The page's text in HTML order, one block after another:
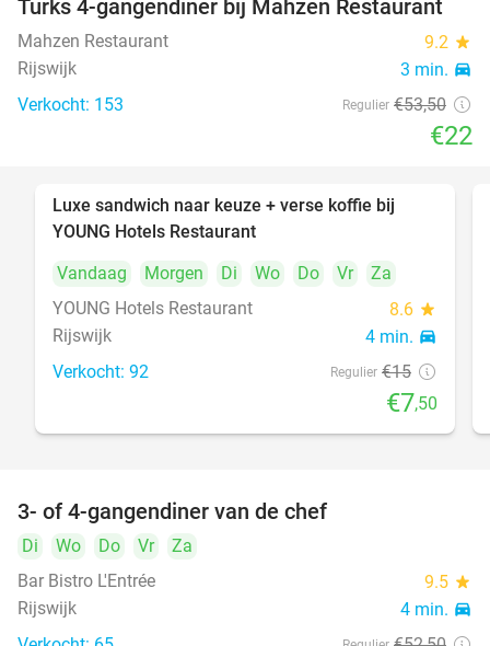
59%
Turks 4-gangendiner bij Mahzen Restaurant
Mahzen Restaurant 9.2 star
Rijswijk 3 min. directions_car
Verkocht: 153 Regulier €53,50
€22
Luxe sandwich naar keuze + verse koffie bij
YOUNG Hotels Restaurant
Vandaag
Morgen Di Wo Do Vr
Za
YOUNG Hotels Restaurant
8.6 star
Rijswijk 4 min. directions_car
Verkocht: 92 Regulier €15
€7,50
3- of 4-gangendiner van de chef
Di Wo Do Vr
Za
Bar Bistro L'Entrée
9.5 star
Rijswijk 4 min. directions_car